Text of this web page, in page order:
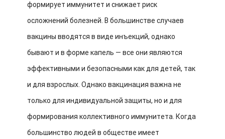
формирует иммунитет и снижает риск
осложнений болезней. В большинстве случаев
вакцины вводятся в виде инъекций, однако
бывают и в форме капель — все они являются
эффективными и безопасными как для детей, так
и для взрослых. Однако вакцинация важна не
только для индивидуальной защиты, но и для
формирования коллективного иммунитета. Когда
большинство людей в обществе имеет